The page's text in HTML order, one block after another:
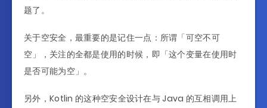
题了。
关于空安全，最重要的是记住一点：所谓「可空不可
空」，关注的全都是使用的时候，即「这个变量在使用时
是否可能为空」。
另外，Kotlin 的这种空安全设计在与 Java 的互相调用上